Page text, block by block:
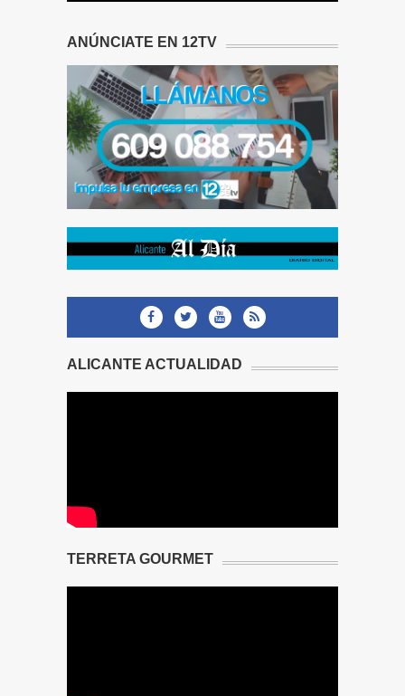
ANÚNCIATE EN 12TV
ALICANTE ACTUALIDAD
TERRETA GOURMET